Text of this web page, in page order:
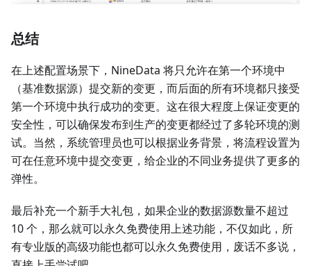
总结
在上述配置场景下，NineData 将只允许在第一个环境中
（基准数据源）提交新的变更，而后面的所有环境都只接受
第一个环境中执行成功的变更。这在很大程度上保证变更的
安全性，可以确保发布到生产的变更都经过了多轮环境的测
试。当然，系统管理员也可以根据业务背景，将流程设置为
可在任意环境中提交变更，给企业的不同业务提供了更多的
弹性。
最后补充一个新手大礼包，如果企业的数据源数量不超过
10 个，那么就可以永久免费使用上述功能，不仅如此，所
有专业版的高级功能也都可以永久免费使用，废话不多说，